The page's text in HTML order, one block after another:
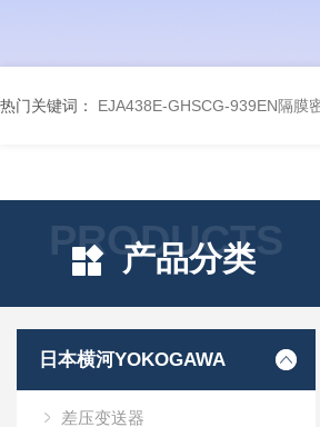
热门关键词： EJA438E-GHSCG-939EN隔膜
PRODUCTS
产品分类
日本横河YOKOGAWA
差压变送器